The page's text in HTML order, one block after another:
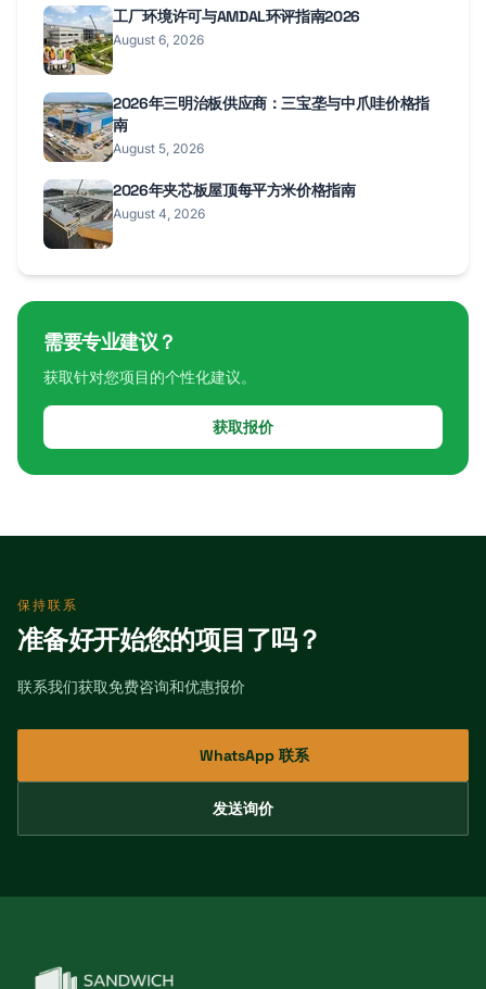
工厂环境许可与AMDAL环评指南2026
August 6, 2026
2026年三明治板供应商：三宝垄与中爪哇价格指
南
August 5, 2026
2026年夹芯板屋顶每平方米价格指南
August 4, 2026
需要专业建议？
获取针对您项目的个性化建议。
获取报价
保持联系
准备好开始您的项目了吗？
联系我们获取免费咨询和优惠报价
WhatsApp 联系
发送询价